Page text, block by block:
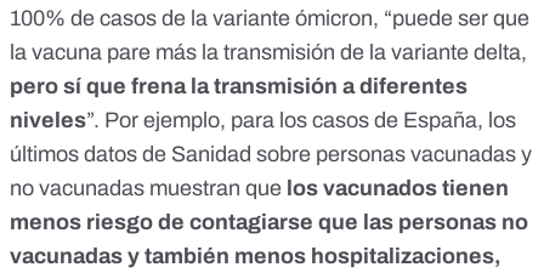
100% de casos de la variante ómicron, “puede ser que
la vacuna pare más la transmisión de la variante delta,
pero sí que frena la transmisión a diferentes
niveles”. Por ejemplo, para los casos de España, los
últimos datos de Sanidad sobre personas vacunadas y
no vacunadas muestran que los vacunados tienen
menos riesgo de contagiarse que las personas no
vacunadas y también menos hospitalizaciones,